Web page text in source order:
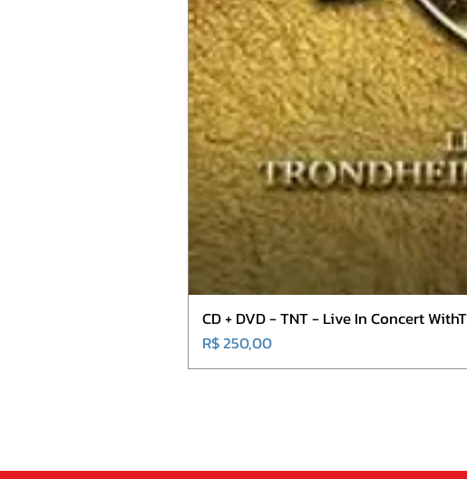
CD + DVD - TNT - Live In Concert
Preço
R$ 250,00